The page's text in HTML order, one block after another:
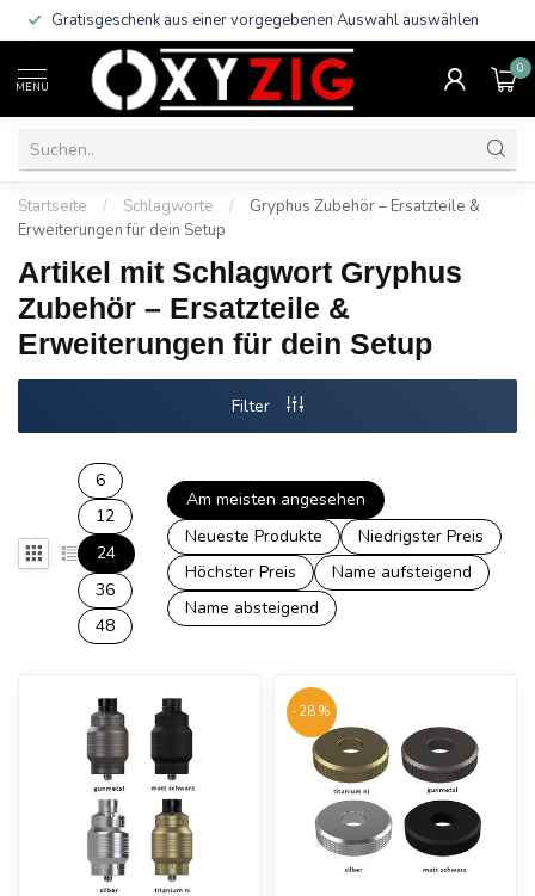
Gratisgeschenk aus einer vorgegebenen Auswahl auswählen
MENU
0
Startseite / Schlagworte /
Gryphus Zubehör – Ersatzteile &
Erweiterungen für dein Setup
Artikel mit Schlagwort Gryphus
Zubehör – Ersatzteile &
Erweiterungen für dein Setup
Filter
6
12
24
36
48
Am meisten angesehen
Neueste Produkte
Niedrigster Preis
Höchster Preis
Name aufsteigend
Name absteigend
-28%